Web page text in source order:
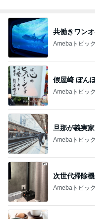
共働きワン
Amebaトピッ
假屋崎 ぼん
Amebaトピッ
旦那が義実
Amebaトピッ
次世代掃除
Amebaトピッ